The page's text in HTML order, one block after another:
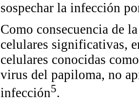
sospechar la infección
Como consecuencia de
celulares significativas,
celulares conocidas
virus del papiloma, no
infección5.